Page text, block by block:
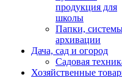
продукция для
школы
Папки,
архивации
Дача, сад и огород
Садовая
Хозяйственные